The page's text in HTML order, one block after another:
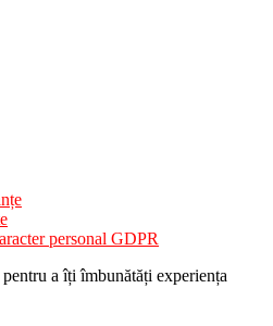
personal GDPR
a îți îmbunătăți experiența